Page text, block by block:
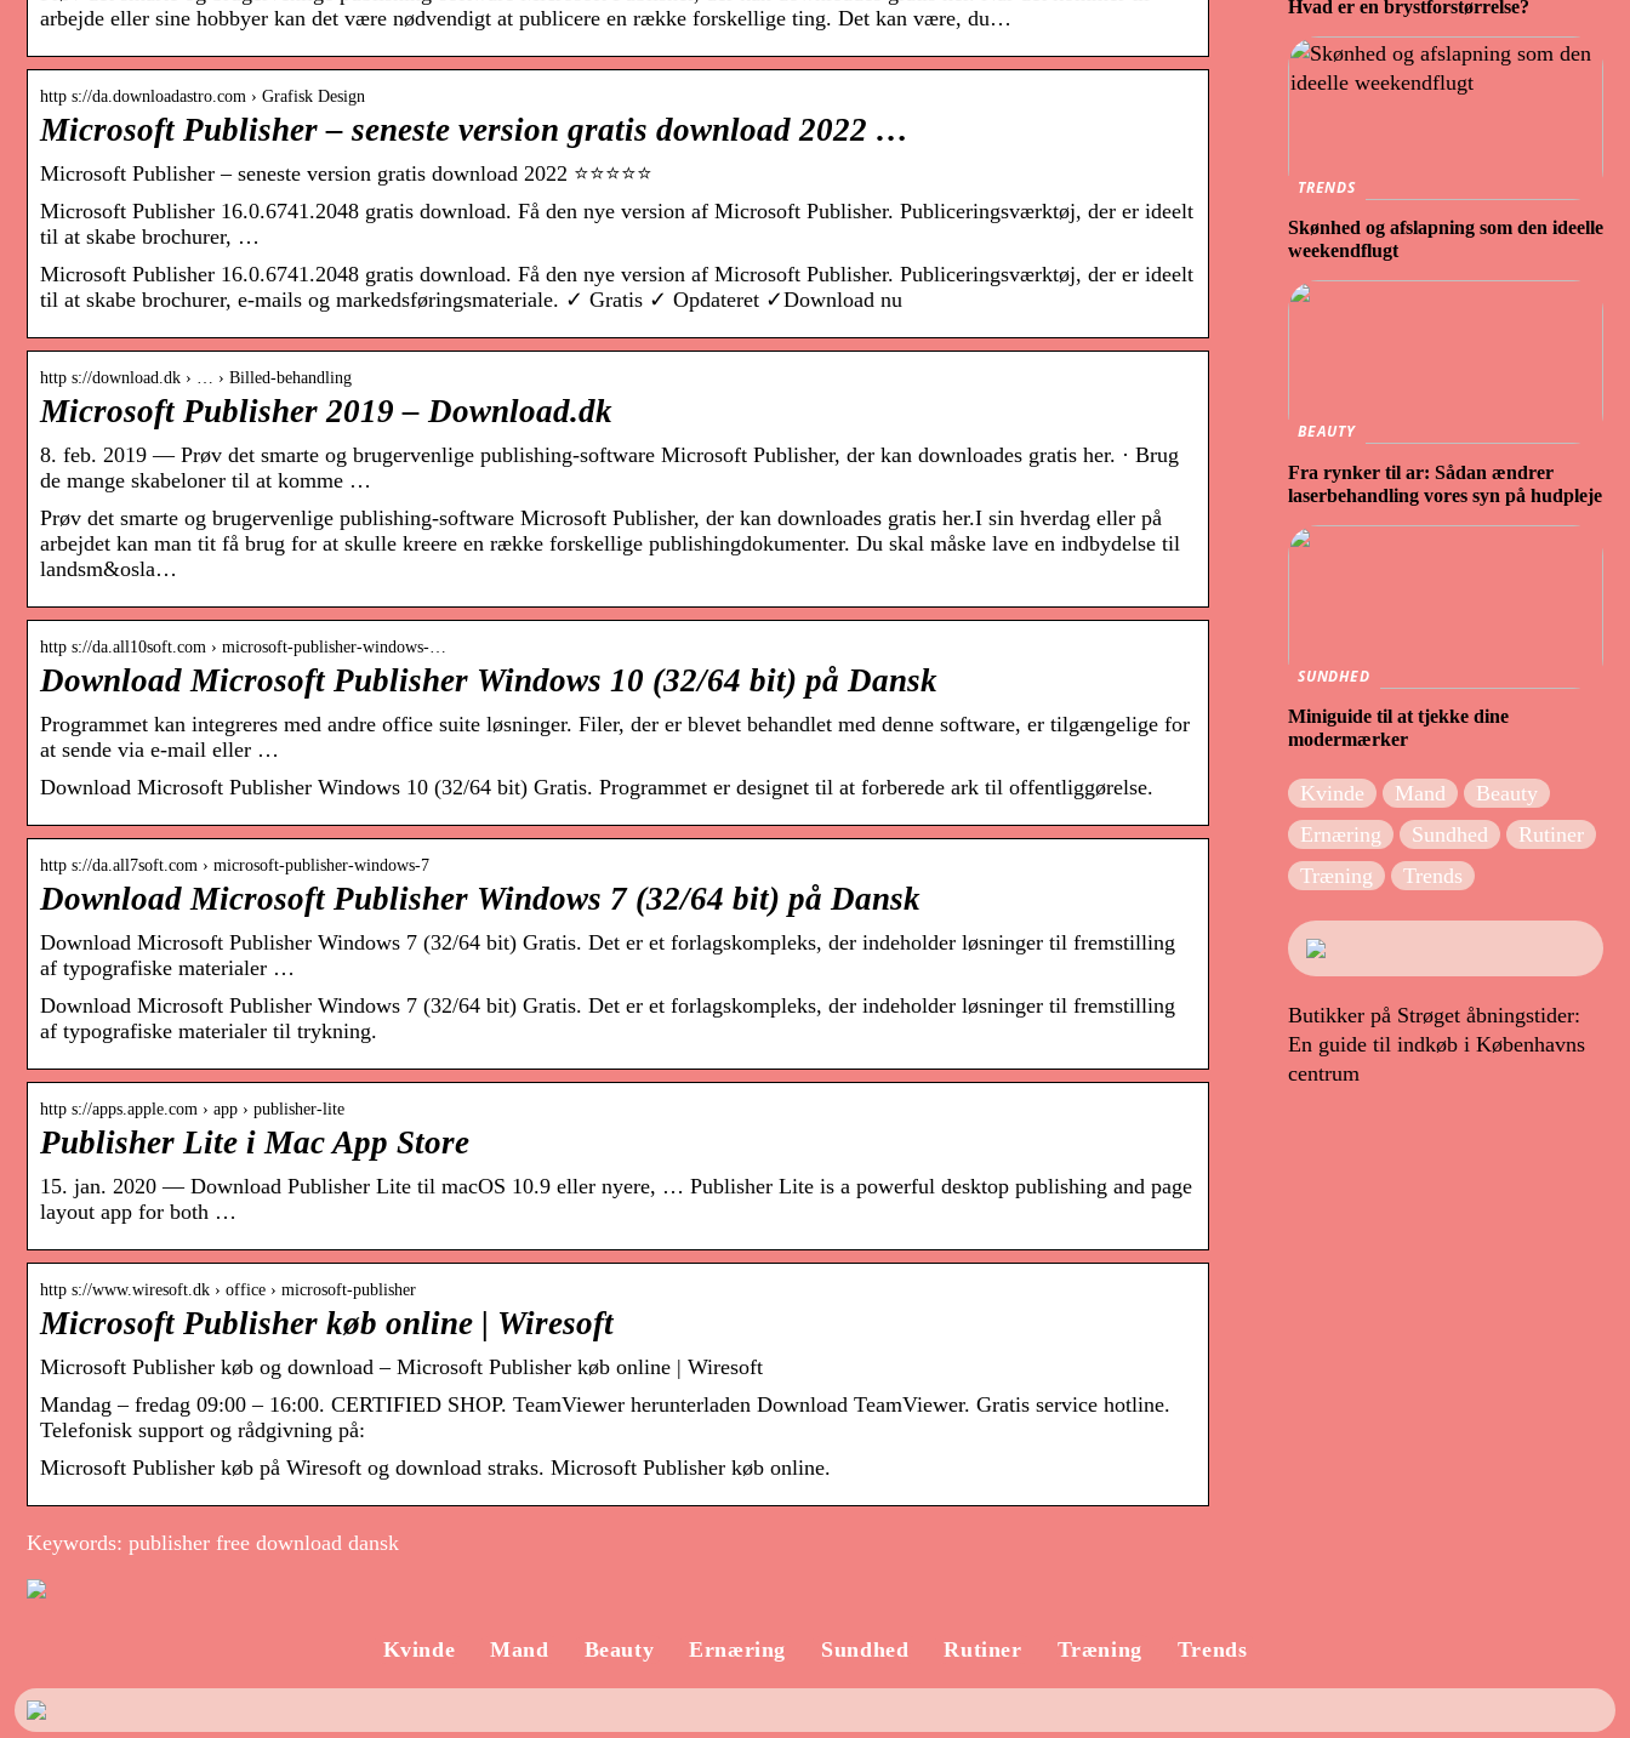
arbejde eller sine hobbyer kan det være nødvendigt at publicere en række forskellige ting. Det kan være, du…
http s://da.downloadastro.com › Grafisk Design
Microsoft Publisher – seneste version gratis download 2022 …
Microsoft Publisher – seneste version gratis download 2022 ⭐⭐⭐⭐⭐
Microsoft Publisher 16.0.6741.2048 gratis download. Få den nye version af Microsoft Publisher. Publiceringsværktøj, der er ideelt
til at skabe brochurer, …
Microsoft Publisher 16.0.6741.2048 gratis download. Få den nye version af Microsoft Publisher. Publiceringsværktøj, der er ideelt
til at skabe brochurer, e-mails og markedsføringsmateriale. ✓ Gratis ✓ Opdateret ✓Download nu
http s://download.dk › … › Billed-behandling
Microsoft Publisher 2019 – Download.dk
8. feb. 2019 — Prøv det smarte og brugervenlige publishing-software Microsoft Publisher, der kan downloades gratis her. · Brug
de mange skabeloner til at komme …
Prøv det smarte og brugervenlige publishing-software Microsoft Publisher, der kan downloades gratis her.I sin hverdag eller på
arbejdet kan man tit få brug for at skulle kreere en række forskellige publishingdokumenter. Du skal måske lave en indbydelse til
landsm&osla…
http s://da.all10soft.com › microsoft-publisher-windows-…
Download Microsoft Publisher Windows 10 (32/64 bit) på Dansk
Programmet kan integreres med andre office suite løsninger. Filer, der er blevet behandlet med denne software, er tilgængelige for
at sende via e-mail eller …
Download Microsoft Publisher Windows 10 (32/64 bit) Gratis. Programmet er designet til at forberede ark til offentliggørelse.
http s://da.all7soft.com › microsoft-publisher-windows-7
Download Microsoft Publisher Windows 7 (32/64 bit) på Dansk
Download Microsoft Publisher Windows 7 (32/64 bit) Gratis. Det er et forlagskompleks, der indeholder løsninger til fremstilling
af typografiske materialer …
Download Microsoft Publisher Windows 7 (32/64 bit) Gratis. Det er et forlagskompleks, der indeholder løsninger til fremstilling
af typografiske materialer til trykning.
http s://apps.apple.com › app › publisher-lite
Publisher Lite i Mac App Store
15. jan. 2020 — Download Publisher Lite til macOS 10.9 eller nyere, … Publisher Lite is a powerful desktop publishing and page
layout app for both …
http s://www.wiresoft.dk › office › microsoft-publisher
Microsoft Publisher køb online | Wiresoft
Microsoft Publisher køb og download – Microsoft Publisher køb online | Wiresoft
Mandag – fredag 09:00 – 16:00. CERTIFIED SHOP. TeamViewer herunterladen Download TeamViewer. Gratis service hotline.
Telefonisk support og rådgivning på:
Microsoft Publisher køb på Wiresoft og download straks. Microsoft Publisher køb online.
Keywords: publisher free download dansk
Hvad er en brystforstørrelse?
TRENDS
Skønhed og afslapning som den ideelle
weekendflugt
BEAUTY
Fra rynker til ar: Sådan ændrer
laserbehandling vores syn på hudpleje
SUNDHED
Miniguide til at tjekke dine
modermærker
Kvinde Mand
Beauty
Ernæring
Sundhed
Rutiner
Træning
Trends
Butikker på Strøget åbningstider:
En guide til indkøb i Københavns
centrum
Kvinde Mand Beauty Ernæring Sundhed Rutiner Træning Trends